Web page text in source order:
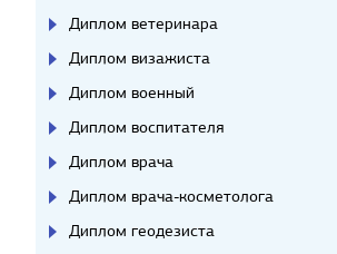
Диплом ветеринара
Диплом визажиста
Диплом военный
Диплом воспитателя
Диплом врача
Диплом врача-косметолога
Диплом геодезиста